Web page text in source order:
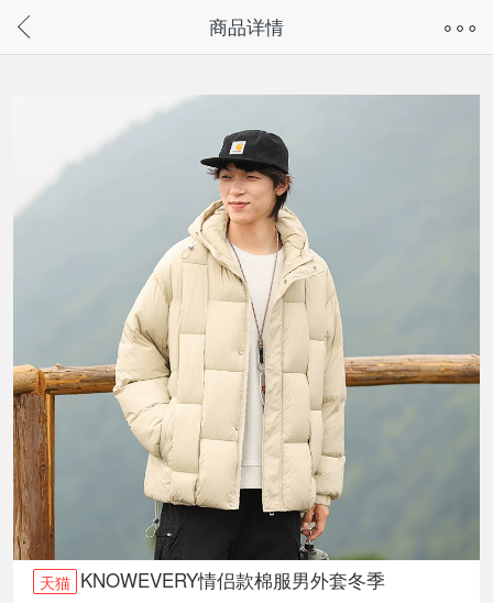
请通过微信或支付宝搜“奇兔客小程序”访问
商品详情
天猫 KNOWEVERY情侣款棉服男外套冬季